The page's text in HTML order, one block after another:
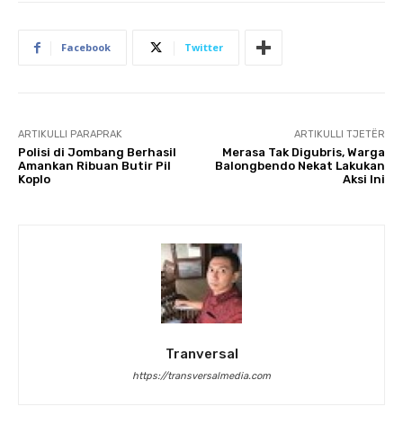
Facebook Twitter
ARTIKULLI PARAPRAK
Polisi di Jombang Berhasil
Amankan Ribuan Butir Pil
Koplo
ARTIKULLI TJETËR
Merasa Tak Digubris, Warga
Balongbendo Nekat Lakukan
Aksi Ini
Tranversal
https://transversalmedia.com